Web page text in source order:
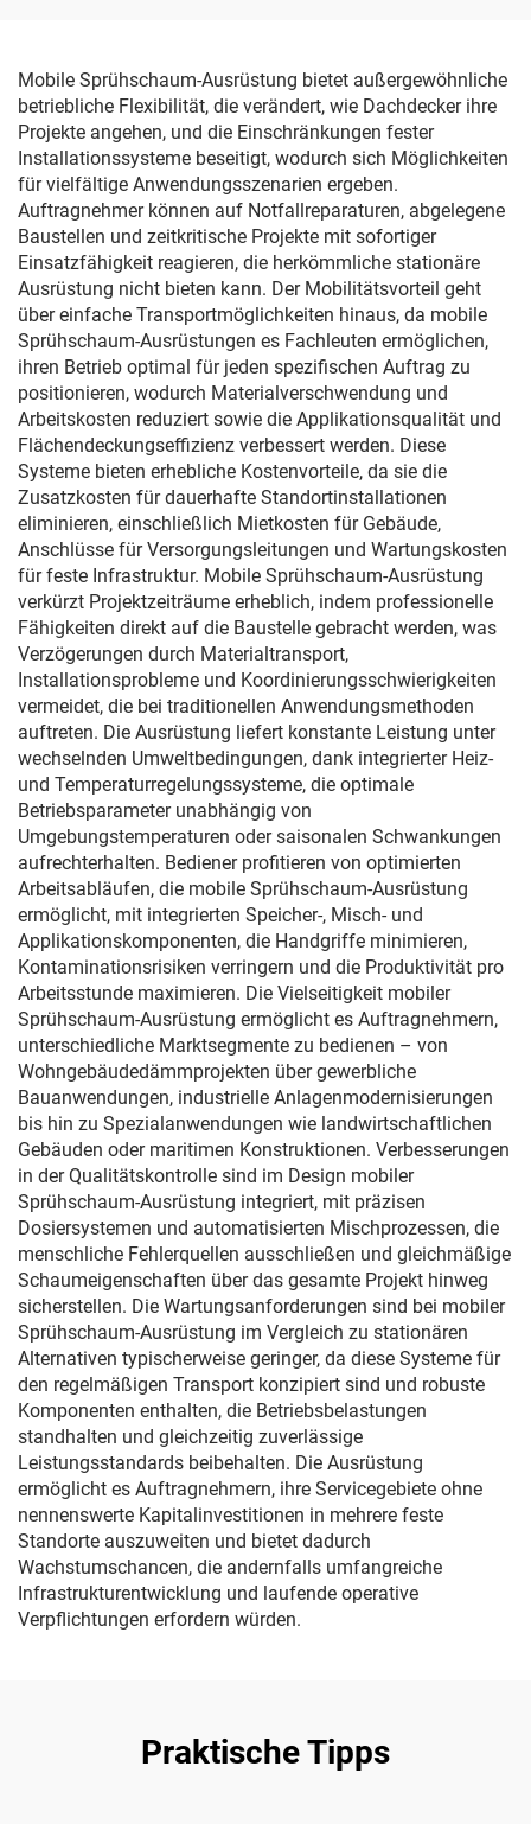
Mobile Sprühschaum-Ausrüstung bietet außergewöhnliche
betriebliche Flexibilität, die verändert, wie Dachdecker ihre
Projekte angehen, und die Einschränkungen fester
Installationssysteme beseitigt, wodurch sich Möglichkeiten
für vielfältige Anwendungsszenarien ergeben.
Auftragnehmer können auf Notfallreparaturen, abgelegene
Baustellen und zeitkritische Projekte mit sofortiger
Einsatzfähigkeit reagieren, die herkömmliche stationäre
Ausrüstung nicht bieten kann. Der Mobilitätsvorteil geht
über einfache Transportmöglichkeiten hinaus, da mobile
Sprühschaum-Ausrüstungen es Fachleuten ermöglichen,
ihren Betrieb optimal für jeden spezifischen Auftrag zu
positionieren, wodurch Materialverschwendung und
Arbeitskosten reduziert sowie die Applikationsqualität und
Flächendeckungseffizienz verbessert werden. Diese
Systeme bieten erhebliche Kostenvorteile, da sie die
Zusatzkosten für dauerhafte Standortinstallationen
eliminieren, einschließlich Mietkosten für Gebäude,
Anschlüsse für Versorgungsleitungen und Wartungskosten
für feste Infrastruktur. Mobile Sprühschaum-Ausrüstung
verkürzt Projektzeiträume erheblich, indem professionelle
Fähigkeiten direkt auf die Baustelle gebracht werden, was
Verzögerungen durch Materialtransport,
Installationsprobleme und Koordinierungsschwierigkeiten
vermeidet, die bei traditionellen Anwendungsmethoden
auftreten. Die Ausrüstung liefert konstante Leistung unter
wechselnden Umweltbedingungen, dank integrierter Heiz-
und Temperaturregelungssysteme, die optimale
Betriebsparameter unabhängig von
Umgebungstemperaturen oder saisonalen Schwankungen
aufrechterhalten. Bediener profitieren von optimierten
Arbeitsabläufen, die mobile Sprühschaum-Ausrüstung
ermöglicht, mit integrierten Speicher-, Misch- und
Applikationskomponenten, die Handgriffe minimieren,
Kontaminationsrisiken verringern und die Produktivität pro
Arbeitsstunde maximieren. Die Vielseitigkeit mobiler
Sprühschaum-Ausrüstung ermöglicht es Auftragnehmern,
unterschiedliche Marktsegmente zu bedienen – von
Wohngebäudedämmprojekten über gewerbliche
Bauanwendungen, industrielle Anlagenmodernisierungen
bis hin zu Spezialanwendungen wie landwirtschaftlichen
Gebäuden oder maritimen Konstruktionen. Verbesserungen
in der Qualitätskontrolle sind im Design mobiler
Sprühschaum-Ausrüstung integriert, mit präzisen
Dosiersystemen und automatisierten Mischprozessen, die
menschliche Fehlerquellen ausschließen und gleichmäßige
Schaumeigenschaften über das gesamte Projekt hinweg
sicherstellen. Die Wartungsanforderungen sind bei mobiler
Sprühschaum-Ausrüstung im Vergleich zu stationären
Alternativen typischerweise geringer, da diese Systeme für
den regelmäßigen Transport konzipiert sind und robuste
Komponenten enthalten, die Betriebsbelastungen
standhalten und gleichzeitig zuverlässige
Leistungsstandards beibehalten. Die Ausrüstung
ermöglicht es Auftragnehmern, ihre Servicegebiete ohne
nennenswerte Kapitalinvestitionen in mehrere feste
Standorte auszuweiten und bietet dadurch
Wachstumschancen, die andernfalls umfangreiche
Infrastrukturentwicklung und laufende operative
Verpflichtungen erfordern würden.
Praktische Tipps